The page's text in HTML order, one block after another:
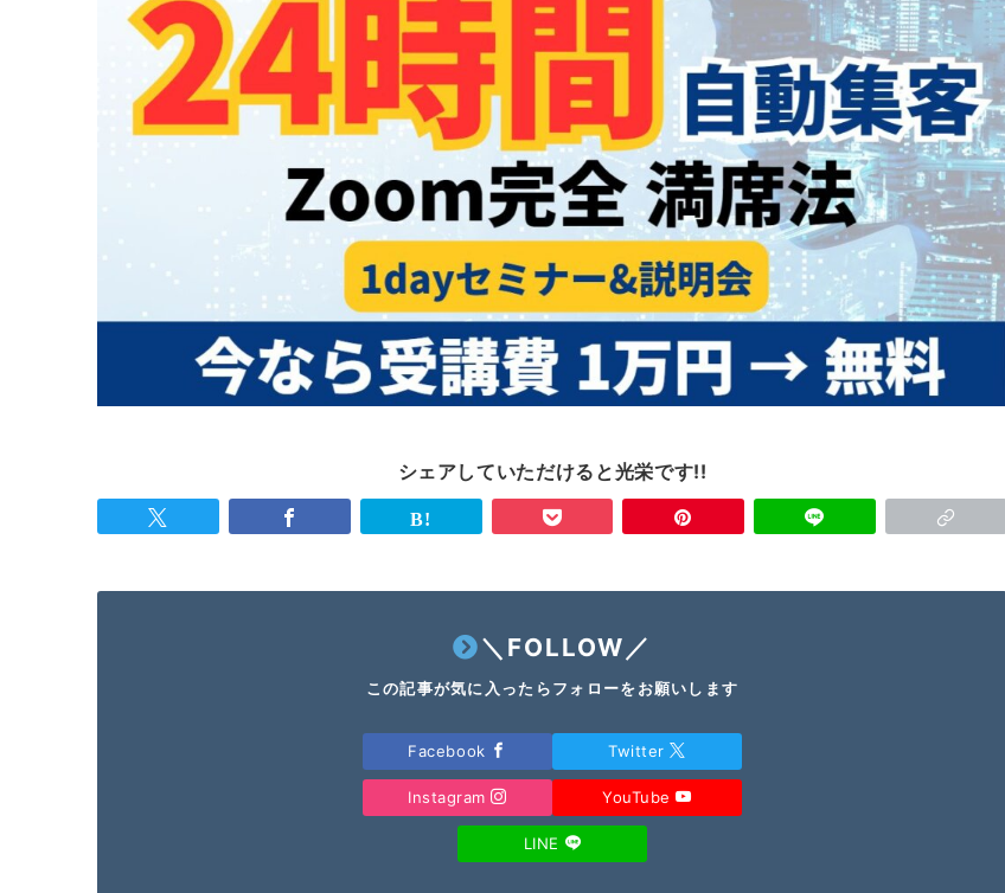
シェアしていただけると光栄です!!
＼FOLLOW／
この記事が気に入ったらフォローをお願いします
Facebook Twitter
Instagram YouTube
LINE